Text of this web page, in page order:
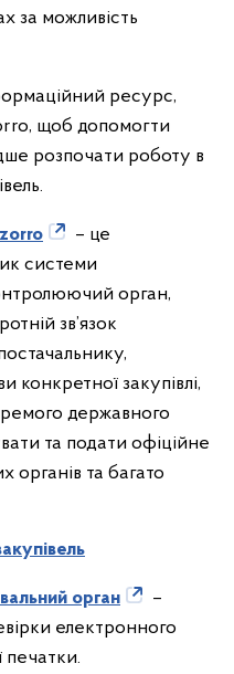
за можливість
ресурс,
щоб допомогти
розпочати роботу в
– це
системи
орган,
зв’язок
конкретної закупівлі,
державного
та подати офіційне
та багато
орган
–
електронного
печатки.